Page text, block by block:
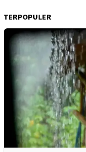
TERPOPULER